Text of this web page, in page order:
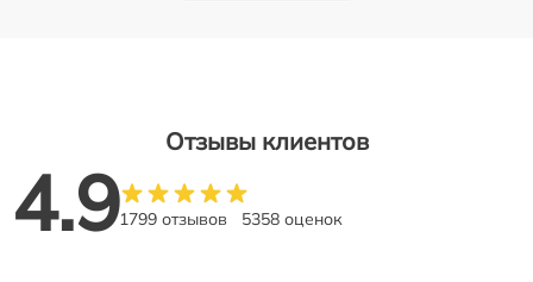
Отзывы клиентов
4.91799 отзывов 5358 оценок